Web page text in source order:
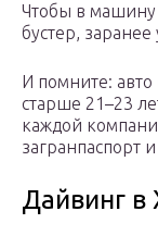
Чтобы в машину
бустер, заранее
И помните: авто
старше 21–23
каждой
загранпаспорт
Дайвинг в